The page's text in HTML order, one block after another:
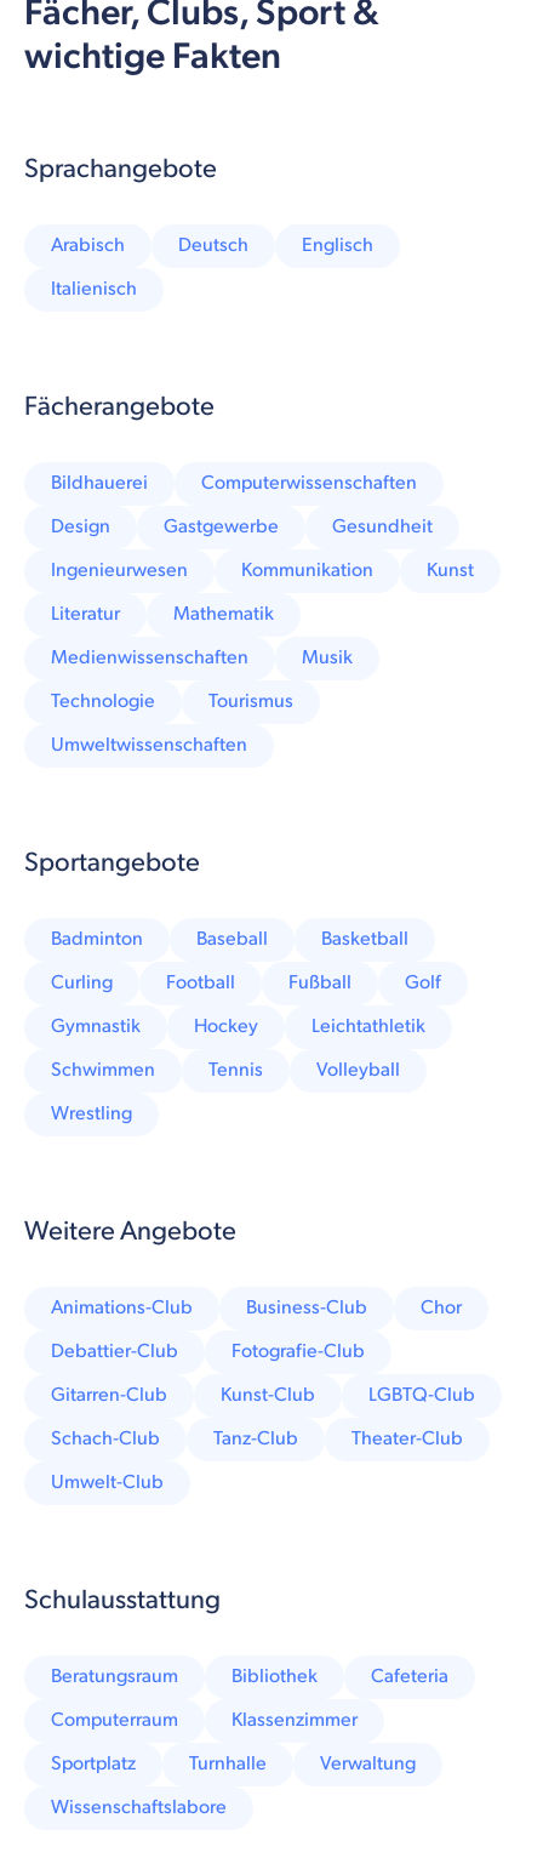
Fächer, Clubs, Sport &
wichtige Fakten
Sprachangebote
Arabisch Deutsch
Englisch
Italienisch
Fächerangebote
Bildhauerei
Computerwissenschaften
Design
Gastgewerbe
Gesundheit
Ingenieurwesen
Kommunikation
Kunst
Literatur
Mathematik
Medienwissenschaften
Musik
Technologie
Tourismus
Umweltwissenschaften
Sportangebote
Badminton Baseball
Basketball
Curling
Football Fußball
Golf
Gymnastik
Hockey
Leichtathletik
Schwimmen
Tennis
Volleyball
Wrestling
Weitere Angebote
Animations-Club Business-Club
Chor
Debattier-Club
Fotografie-Club
Gitarren-Club
Kunst-Club
LGBTQ-Club
Schach-Club
Tanz-Club
Theater-Club
Umwelt-Club
Schulausstattung
Beratungsraum Bibliothek
Cafeteria
Computerraum
Klassenzimmer
Sportplatz
Turnhalle
Verwaltung
Wissenschaftslabore